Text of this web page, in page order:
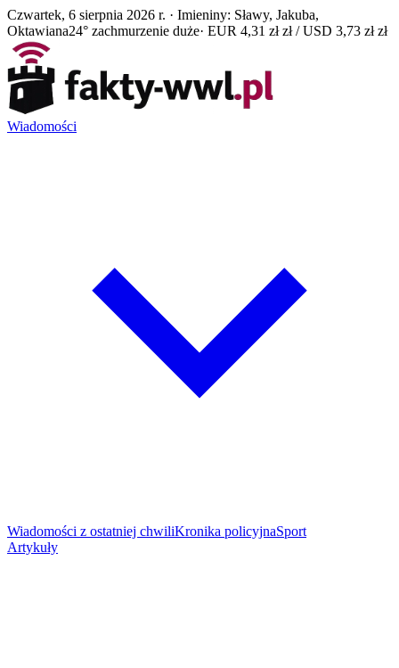
Czwartek, 6 sierpnia 2026 r. · Imieniny: Sławy, Jakuba,
Oktawiana24° zachmurzenie duże· EUR 4,31 zł zł / USD 3,73 zł zł
Wiadomości
Wiadomości z ostatniej chwiliKronika policyjnaSport
Artykuły